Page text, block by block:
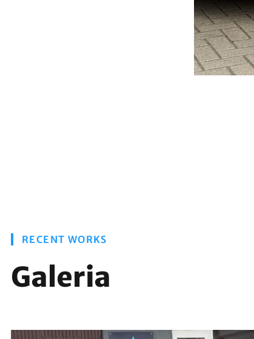
RECENT WORKS
Galeria